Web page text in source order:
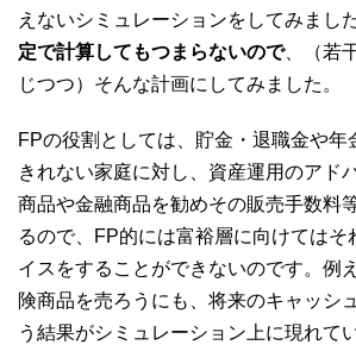
えないシミュレーションをしてみました
定で計算してもつまらないので、（若
じつつ）そんな計画にしてみました。
FPの役割としては、貯金・退職金や年
きれない家庭に対し、資産運用のアド
商品や金融商品を勧めその販売手数料
るので、FP的には富裕層に向けてはそ
イスをすることができないのです。例
険商品を売ろうにも、将来のキャッシ
う結果がシミュレーション上に現れて